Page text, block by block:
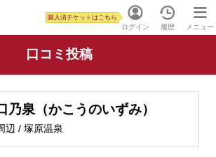
ログイン
購入済チケットはこちら
履歴 メニュー
口コミ投稿
乃泉（かこうのいずみ）
辺 / 塚原温泉